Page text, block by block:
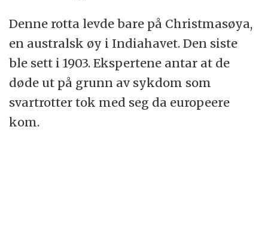
Denne rotta levde bare på Christmasøya,
en australsk øy i Indiahavet. Den siste
ble sett i 1903. Ekspertene antar at de
døde ut på grunn av sykdom som
svartrotter tok med seg da europeere
kom.